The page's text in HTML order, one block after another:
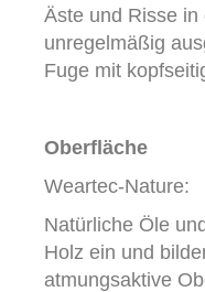
Äste und Risse
unregelmäßig
Fuge mit
Oberfläche
Weartec-Nature:
Natürliche Öle
Holz ein und
atmungsaktive